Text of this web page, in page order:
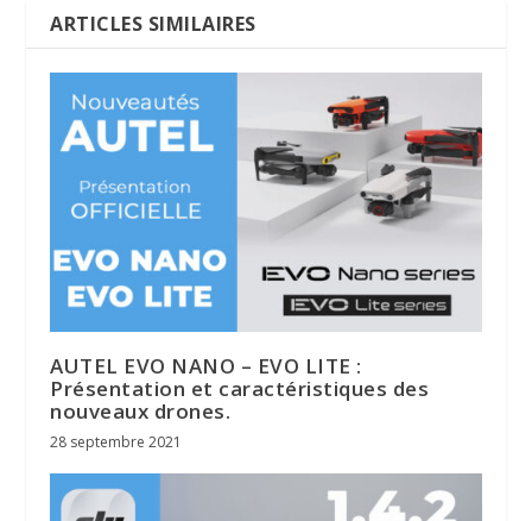
ARTICLES SIMILAIRES
AUTEL EVO NANO – EVO LITE :
Présentation et caractéristiques des
nouveaux drones.
28 septembre 2021